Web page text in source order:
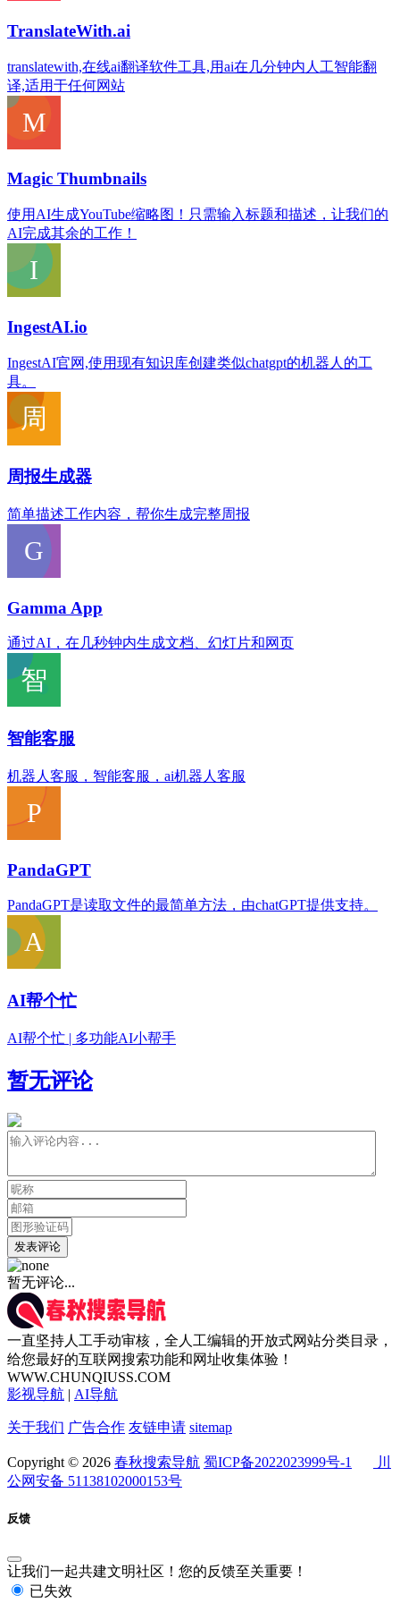
TranslateWith.ai
translatewith,在线ai翻译软件工具,用ai在几分钟内人工智能翻
译,适用于任何网站
Magic Thumbnails
使用AI生成YouTube缩略图！只需输入标题和描述，让我们的
AI完成其余的工作！
IngestAI.io
IngestAI官网,使用现有知识库创建类似chatgpt的机器人的工
具。
周报生成器
简单描述工作内容，帮你生成完整周报
Gamma App
通过AI，在几秒钟内生成文档、幻灯片和网页
智能客服
机器人客服，智能客服，ai机器人客服
PandaGPT
PandaGPT是读取文件的最简单方法，由chatGPT提供支持。
AI帮个忙
AI帮个忙 | 多功能AI小帮手
暂无评论
发表评论
暂无评论...
一直坚持人工手动审核，全人工编辑的开放式网站分类目录，
给您最好的互联网搜索功能和网址收集体验！
WWW.CHUNQIUSS.COM
影视导航 | AI导航
关于我们 广告合作 友链申请 sitemap
Copyright © 2026 春秋搜索导航 蜀ICP备2022023999号-1
川
公网安备 51138102000153号
反馈
让我们一起共建文明社区！您的反馈至关重要！
已失效